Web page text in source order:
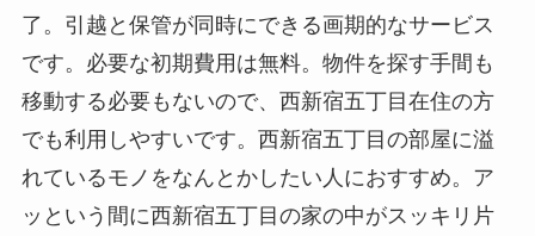
了。引越と保管が同時にできる画期的なサービス
です。必要な初期費用は無料。物件を探す手間も
移動する必要もないので、西新宿五丁目在住の方
でも利用しやすいです。西新宿五丁目の部屋に溢
れているモノをなんとかしたい人におすすめ。ア
ッという間に西新宿五丁目の家の中がスッキリ片